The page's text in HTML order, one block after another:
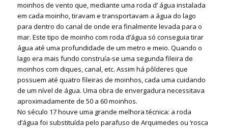
moinhos de vento que, mediante uma roda d’ água instalada
em cada moinho, tiravam e transportavam a água do lago
para dentro do canal de onde era finalmente levada para o
mar. Este tipo de moinho com roda d’água só conseguia tirar
água até uma profundidade de um metro e meio. Quando o
lago era mais fundo construía-se uma segunda fileira de
moinhos com diques, canal, etc. Assim há pôlderes que
possuem até quatro fileiras de moinhos, cada uma cuidando
de um nível de água. Uma obra de envergadura necessitava
aproximadamente de 50 a 60 moinhos.
No século 17 houve uma grande melhora técnica: a roda
d’água foi substituída pelo parafuso de Arquimedes ou ‘rosca